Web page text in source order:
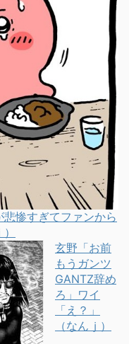
悲惨すぎてファンから
玄野「お前
もうガンツ
GANTZ辞め
ろ」ワイ
「え？」
（なんｊ）